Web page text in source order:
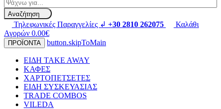
Αναζήτηση
Τηλεφωνικές Παραγγελίες ↲ +30 2810 262075
Καλάθι
Αγορών 0.00€
ΠΡΟΪΟΝΤΑ button.skipToMain
ΕΙΔΗ TAKE AWAY
ΚΑΦΕΣ
ΧΑΡΤΟΠΕΤΣΕΤΕΣ
ΕΙΔΗ ΣΥΣΚΕΥΑΣΙΑΣ
TRADE COMBOS
VILEDA